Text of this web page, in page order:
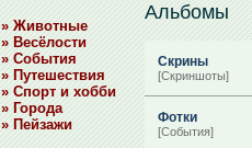
» Животные
» Весёлости
» События
» Путешествия
» Спорт и хобби
» Города
» Пейзажи
Альбомы
Скрины
[Скриншоты]
Фотки
[События]